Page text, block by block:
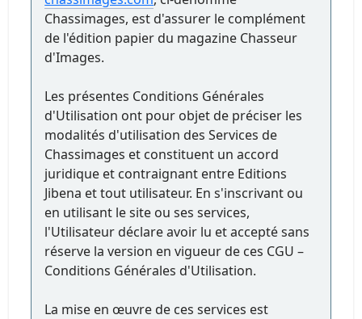
Chassimages, est d'assurer le complément
de l'édition papier du magazine Chasseur
d'Images.
Les présentes Conditions Générales
d'Utilisation ont pour objet de préciser les
modalités d'utilisation des Services de
Chassimages et constituent un accord
juridique et contraignant entre Editions
Jibena et tout utilisateur. En s'inscrivant ou
en utilisant le site ou ses services,
l'Utilisateur déclare avoir lu et accepté sans
réserve la version en vigueur de ces CGU –
Conditions Générales d'Utilisation.
La mise en œuvre de ces services est